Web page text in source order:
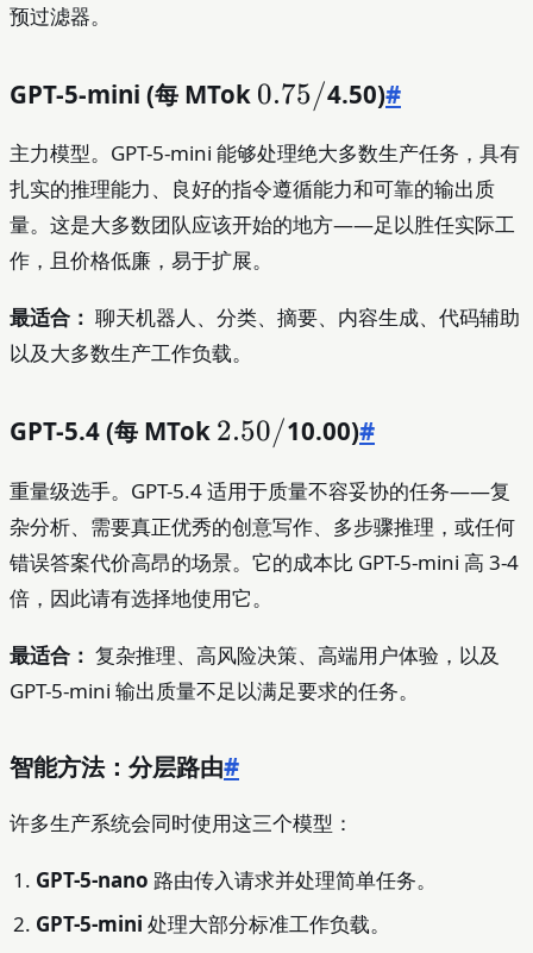
预过滤器。
GPT-5-mini (每 MTok 0.75/
0.75/4.50)#
主力模型。GPT-5-mini 能够处理绝大多数生产任务，具有
扎实的推理能力、良好的指令遵循能力和可靠的输出质
量。这是大多数团队应该开始的地方——足以胜任实际工
作，且价格低廉，易于扩展。
最适合： 聊天机器人、分类、摘要、内容生成、代码辅助
以及大多数生产工作负载。
GPT-5.4 (每 MTok 2.50/
2.50/10.00)#
重量级选手。GPT-5.4 适用于质量不容妥协的任务——复
杂分析、需要真正优秀的创意写作、多步骤推理，或任何
错误答案代价高昂的场景。它的成本比 GPT-5-mini 高 3-4
倍，因此请有选择地使用它。
最适合： 复杂推理、高风险决策、高端用户体验，以及
GPT-5-mini 输出质量不足以满足要求的任务。
智能方法：分层路由#
许多生产系统会同时使用这三个模型：
GPT-5-nano 路由传入请求并处理简单任务。
GPT-5-mini 处理大部分标准工作负载。